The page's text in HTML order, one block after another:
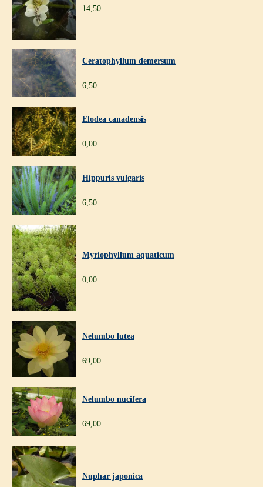
14,50
Ceratophyllum demersum
6,50
Elodea canadensis
0,00
Hippuris vulgaris
6,50
Myriophyllum aquaticum
0,00
Nelumbo lutea
69,00
Nelumbo nucifera
69,00
Nuphar japonica